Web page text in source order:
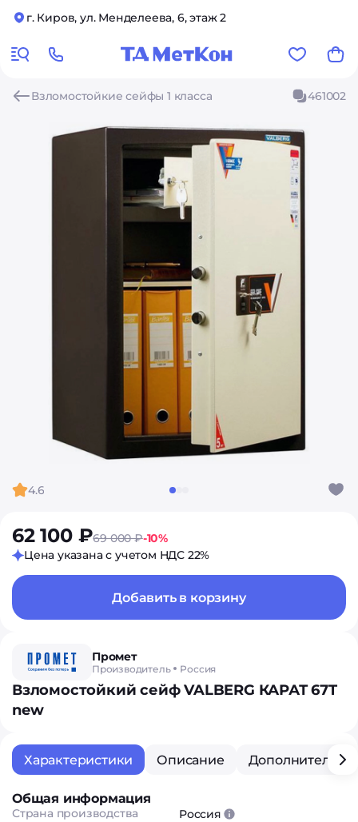
г. Киров, ул. Менделеева, 6, этаж 2
Взломостойкие сейфы 1 класса 461002
4.6
62 100 ₽69 000 ₽-10%
Цена указана с учетом НДС 22%
Добавить в корзину
Промет
Производитель Россия
Взломостойкий сейф VALBERG КАРАТ 67T
new
Характеристики Описание
Общая информация
Страна производства
Россия